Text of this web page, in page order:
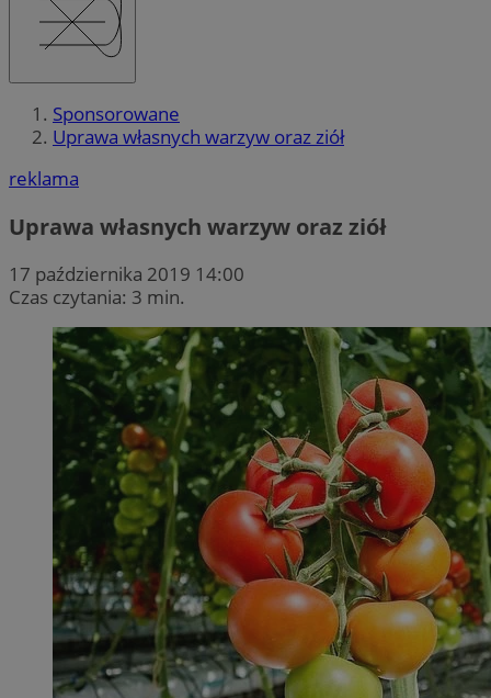
Sponsorowane
Uprawa własnych warzyw oraz ziół
reklama
Uprawa własnych warzyw oraz ziół
17 października 2019 14:00
Czas czytania: 3 min.